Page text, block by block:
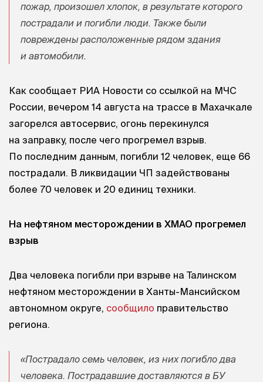
пожар, произошел хлопок, в результате которого
пострадали и погибли люди. Также были
повреждены расположенные рядом здания
и автомобили.
Как сообщает РИА Новости со ссылкой на МЧС
России, вечером 14 августа на трассе в Махачкале
загорелся автосервис, огонь перекинулся
на заправку, после чего прогремел взрыв.
По последним данным, погибли 12 человек, еще 66
пострадали. В ликвидации ЧП задействованы
более 70 человек и 20 единиц техники.
На нефтяном месторождении в ХМАО прогремел
взрыв
Два человека погибли при взрыве на Талинском
нефтяном месторождении в Ханты-Мансийском
автономном округе, сообщило правительство
региона.
«Пострадало семь человек, из них погибло два
человека. Пострадавшие доставляются в БУ